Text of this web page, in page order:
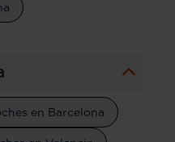
en Barcelona